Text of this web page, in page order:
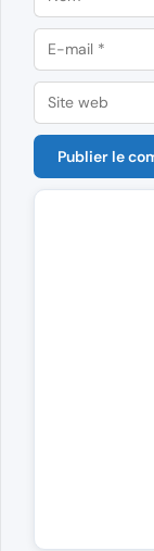
E-
mail
Site
web